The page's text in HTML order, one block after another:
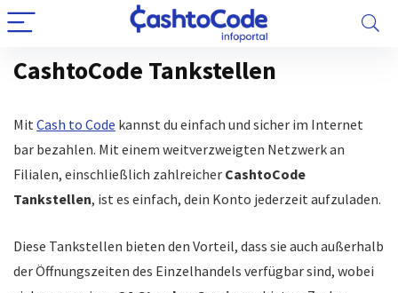
CashtoCode Tankstellen
MitCash to Code kannst du einfach und sicher im Internet
bar bezahlen. Mit einem weitverzweigten Netzwerk an
Filialen, einschließlich zahlreicher CashtoCode
Tankstellen, ist es einfach, dein Konto jederzeit aufzuladen.
Diese Tankstellen bieten den Vorteil, dass sie auch außerhalb
der Öffnungszeiten des Einzelhandels verfügbar sind, wobei